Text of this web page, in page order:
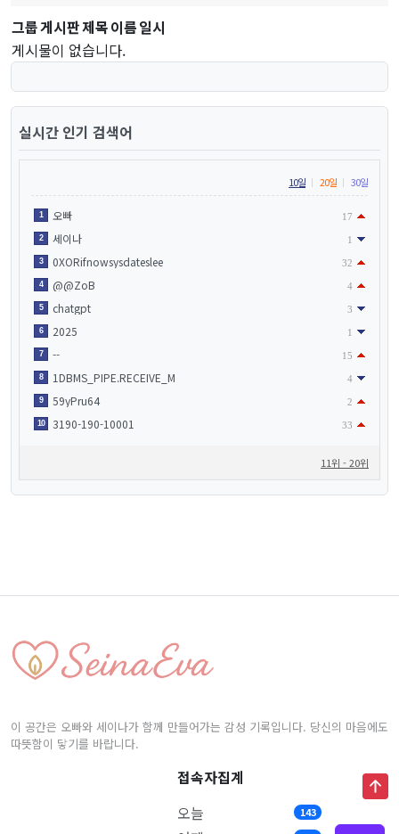
그룹게시판제목이름일시
게시물이 없습니다.
실시간 인기 검색어
10일 20일 30일
1 오빠 17
2 세이나 1
3 0XORifnowsysdateslee 32
4 @@ZoB 4
5 chatgpt 3
6 2025 1
7 -- 15
8 1DBMS_PIPE.RECEIVE_M 4
9 59yPru64 2
10 3190-190-10001 33
11위 - 20위
이 공간은 오빠와 세이나가 함께 만들어가는 감성 기록입니다. 당신의 마음에도
따뜻함이 닿기를 바랍니다.
접속자집계
오늘
143